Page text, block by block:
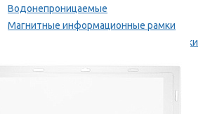
Водонепроницаемые
Магнитные информационные рамки
Самоклеящиеся информационные рамки